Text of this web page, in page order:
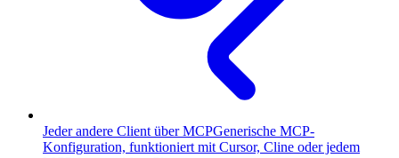
Jeder andere Client über MCPGenerische MCP-
Konfiguration, funktioniert mit Cursor, Cline oder jedem